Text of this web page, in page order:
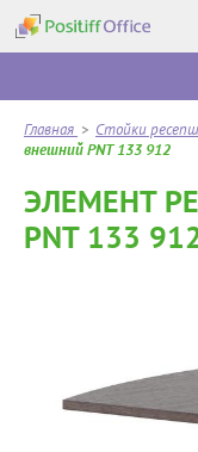
Главная > Стойки
внешний PNT 133 912
ЭЛЕМЕНТ
PNT 133